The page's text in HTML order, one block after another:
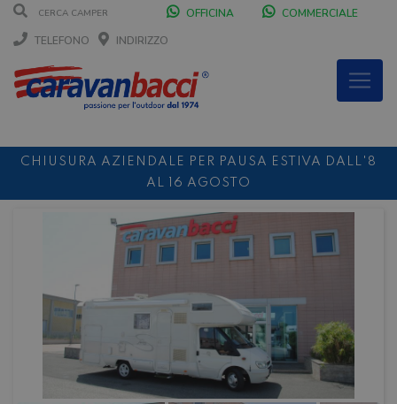
OFFICINA
COMMERCIALE
TELEFONO
INDIRIZZO
CHIUSURA AZIENDALE PER PAUSA ESTIVA DALL'8
AL 16 AGOSTO
DURANTE IL MESE DI AGOSTO SIAMO CHIUSI IL
SABATO POMERIGGIO
SCONTO 10%NOLEGGIO ENTRO IL 31.08